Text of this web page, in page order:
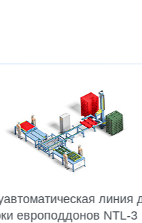
линия
европоддонов NTL-3